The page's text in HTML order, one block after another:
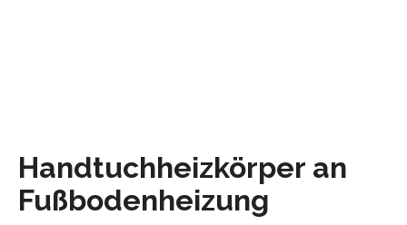
Handtuchheizkörper an
Fußbodenheizung